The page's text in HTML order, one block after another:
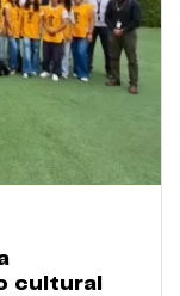
cultural